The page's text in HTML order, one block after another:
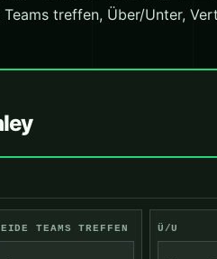
treffen, Über/Unter,
TEAMS TREFFEN Ü/U